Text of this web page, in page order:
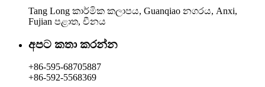
Tang Long කාර්මික කලාපය, Guanqiao නගරය, Anxi,
Fujian පළාත, චීනය
අපට කතා කරන්න
+86-595-68705887
+86-592-5568369